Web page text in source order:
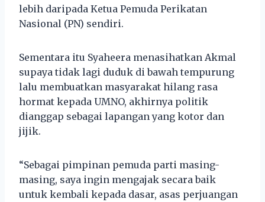
lebih daripada Ketua Pemuda Perikatan
Nasional (PN) sendiri.
Sementara itu Syaheera menasihatkan Akmal
supaya tidak lagi duduk di bawah tempurung
lalu membuatkan masyarakat hilang rasa
hormat kepada UMNO, akhirnya politik
dianggap sebagai lapangan yang kotor dan
jijik.
“Sebagai pimpinan pemuda parti masing-
masing, saya ingin mengajak secara baik
untuk kembali kepada dasar, asas perjuangan